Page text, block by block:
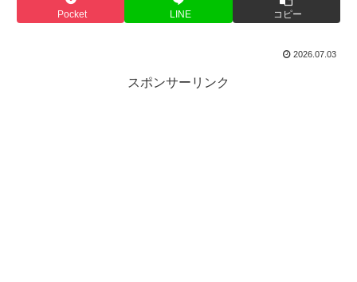
Pocket LINE コピー
2026.07.03
スポンサーリンク